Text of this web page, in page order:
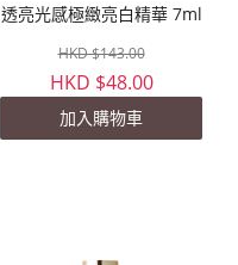
透亮光感極緻亮白精華 7ml
HKD $143.00
HKD $48.00
加入購物車